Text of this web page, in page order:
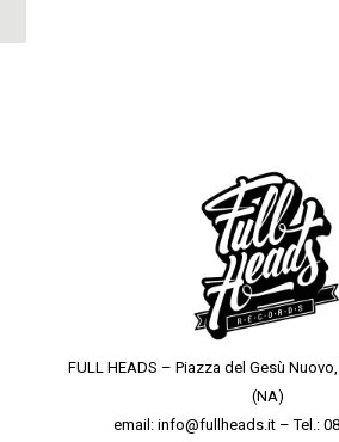
FULL HEADS – Piazza del Gesù
(NA)
email: info@fullheads.it – Tel.: